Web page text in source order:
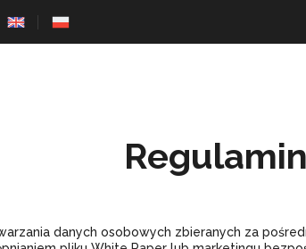
danych osobowych zbieranych za